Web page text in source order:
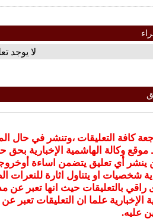
لا يوجد
كافة التعليقات ،وتنشر في حال
موقع وكالة الهاشمية الإخبارية
ينشر أي تعليق يتضمن اساءة
شخصيات او يتناول اثارة للنعرات
بالتعليقات حيث انها تعبر عن
الإخبارية علما ان التعليقات تعبر
عليه.